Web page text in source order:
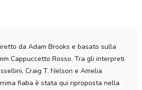
da Adam Brooks e basato sulla
Cappuccetto Rosso. Tra gli interpreti
Craig T. Nelson e Amelia
fiaba è stata qui riproposta nella